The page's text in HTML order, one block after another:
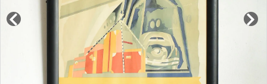
コンテンツ
その他サービス